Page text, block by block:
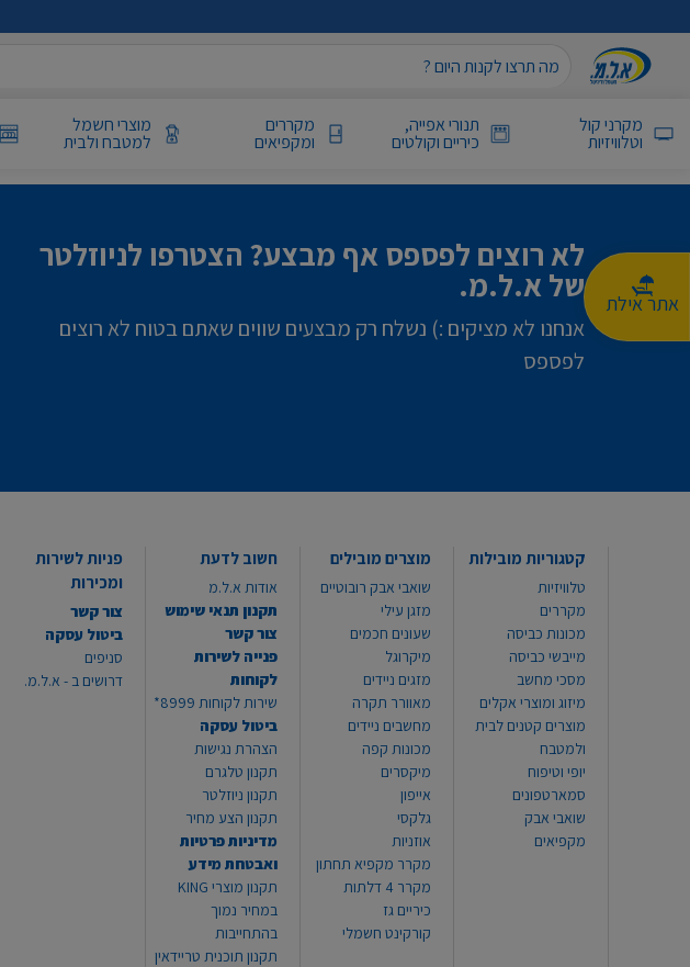
אתר אילת
מקרני קול
וטלוויזיות
תנורי אפייה,
כיריים וקולטים
מקררים
ומקפיאים
מוצרי חשמל
למטבח ולבית
לא רוצים לפספס אף מבצע? הצטרפו לניוזלטר
של א.ל.מ.
אנחנו לא מציקים :) נשלח רק מבצעים שווים שאתם בטוח לא רוצים
לפספס
קטגוריות מובילות
טלוויזיות
מקררים
מכונות כביסה
מייבשי כביסה
מסכי מחשב
מיזוג ומוצרי אקלים
מוצרים קטנים לבית
ולמטבח
יופי וטיפוח
סמארטפונים
שואבי אבק
מקפיאים
מוצרים מובילים
שואבי אבק רובוטיים
מזגן עילי
שעונים חכמים
מיקרוגל
מזגים ניידים
מאוורר תקרה
מחשבים ניידים
מכונות קפה
מיקסרים
אייפון
גלקסי
אוזניות
מקרר מקפיא תחתון
מקרר 4 דלתות
כיריים גז
קורקינט חשמלי
חשוב לדעת
אודות א.ל.מ
תקנון תנאי שימוש
צור קשר
פנייה לשירות
לקוחות
שירות לקוחות 8999*
ביטול עסקה
הצהרת נגישות
תקנון טלגרם
תקנון ניוזלטר
תקנון הצע מחיר
מדיניות פרטיות
ואבטחת מידע
תקנון מוצרי KING
במחיר נמוך
בהתחייבות
תקנון תוכנית טריידאין
פניות לשירות
ומכירות
צור קשר
ביטול עסקה
סניפים
דרושים ב - א.ל.מ.